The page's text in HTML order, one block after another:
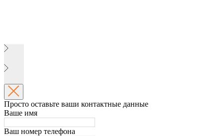
Просто оставьте ваши контактные данные
Ваше имя
Ваш номер телефона